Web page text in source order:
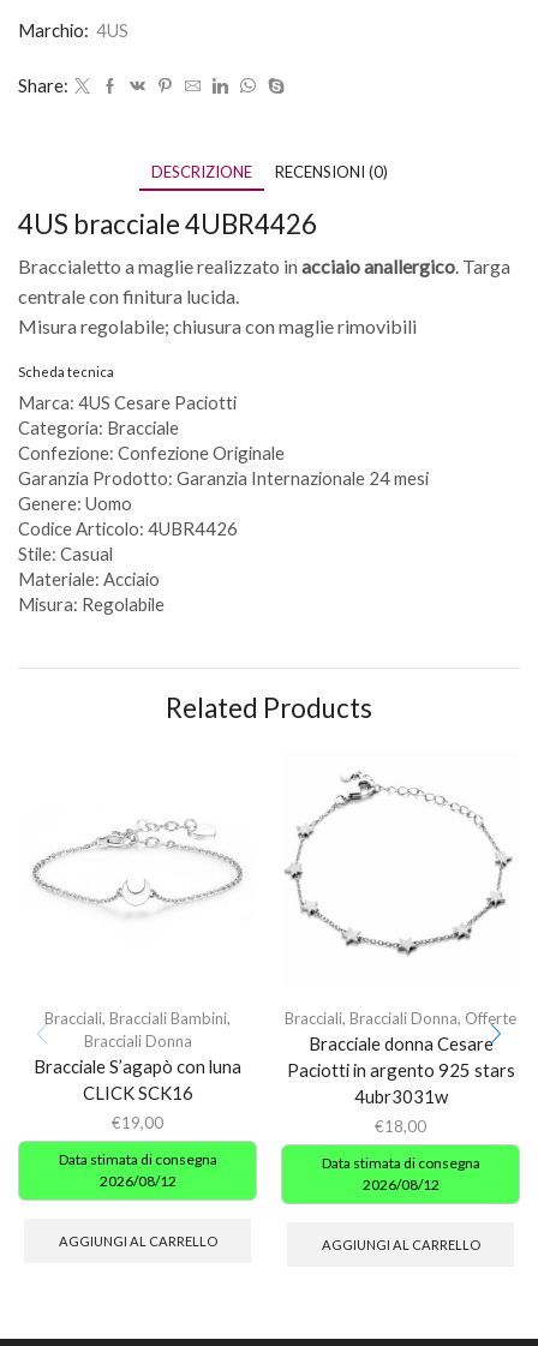
Marchio: 4US
Share:
DESCRIZIONE RECENSIONI (0)
4US bracciale 4UBR4426
Braccialetto a maglie realizzato inacciaio anallergico. Targa
centrale con finitura lucida.
Misura regolabile; chiusura con maglie rimovibili
Scheda tecnica
Marca: 4US Cesare Paciotti
Categoria: Bracciale
Confezione: Confezione Originale
Garanzia Prodotto: Garanzia Internazionale 24 mesi
Genere: Uomo
Codice Articolo: 4UBR4426
Stile: Casual
Materiale: Acciaio
Misura: Regolabile
Related Products
Bracciali, Bracciali Bambini,
Bracciali Donna
Bracciale S’agapò con luna
CLICK SCK16
€19,00
Data stimata di consegna
2026/08/12
AGGIUNGI AL CARRELLO
Bracciali, Bracciali Donna, Offerte
Bracciale donna Cesare
Paciotti in argento 925 stars
4ubr3031w
€18,00
Data stimata di consegna
2026/08/12
AGGIUNGI AL CARRELLO